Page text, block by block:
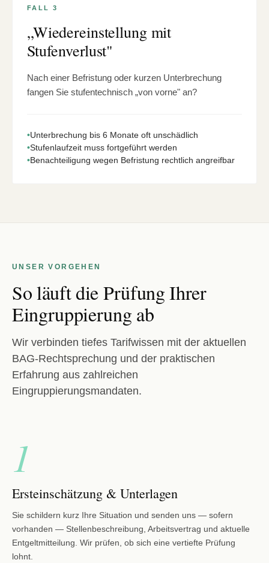
FALL 3
„Wiedereinstellung mit
Stufenverlust"
Nach einer Befristung oder kurzen Unterbrechung
fangen Sie stufentechnisch „von vorne" an?
•Unterbrechung bis 6 Monate oft unschädlich
•Stufenlaufzeit muss fortgeführt werden
•Benachteiligung wegen Befristung rechtlich angreifbar
UNSER VORGEHEN
So läuft die Prüfung Ihrer
Eingruppierung ab
Wir verbinden tiefes Tarifwissen mit der aktuellen
BAG-Rechtsprechung und der praktischen
Erfahrung aus zahlreichen
Eingruppierungsmandaten.
1
Ersteinschätzung & Unterlagen
Sie schildern kurz Ihre Situation und senden uns — sofern
vorhanden — Stellenbeschreibung, Arbeitsvertrag und aktuelle
Entgeltmitteilung. Wir prüfen, ob sich eine vertiefte Prüfung
lohnt.